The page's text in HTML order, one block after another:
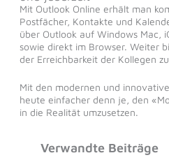
Mit Outlook Online erhält man
Postfächer, Kontakte und
über Outlook auf Windows Mac,
sowie direkt im Browser. Weiter
der Erreichbarkeit der Kollegen
Mit den modernen und
heute einfacher denn je, den
in die Realität umzusetzen.
Verwandte Beiträge